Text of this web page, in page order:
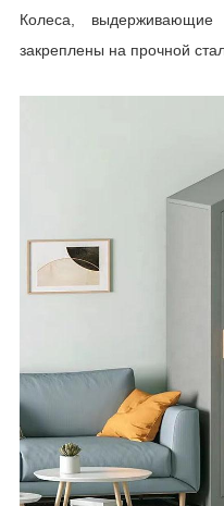
Колеса,
закреплены на прочной